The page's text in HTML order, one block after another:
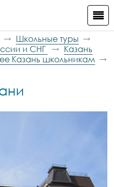
Школьные туры
и СНГ
Казань
Казань школьникам